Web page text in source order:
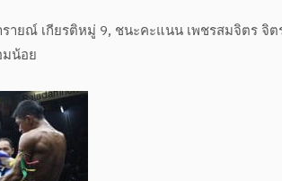
ายณ์ เกียรติหมู่ 9, ชนะคะแนน เพชรสมจิตร จิต
น้อย